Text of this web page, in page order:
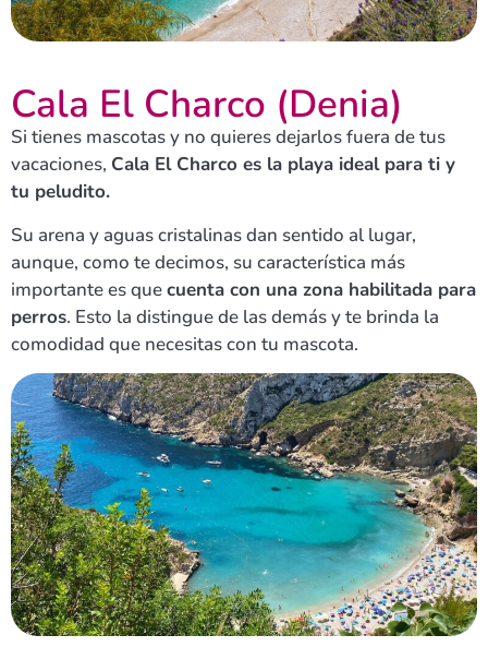
Cala El Charco (Denia)
Si tienes mascotas y no quieres dejarlos fuera de tus
vacaciones, Cala El Charco es la playa ideal para ti y
tu peludito.
Su arena y aguas cristalinas dan sentido al lugar,
aunque, como te decimos, su característica más
importante es quecuenta con una zona habilitada para
perros. Esto la distingue de las demás y te brinda la
comodidad que necesitas con tu mascota.